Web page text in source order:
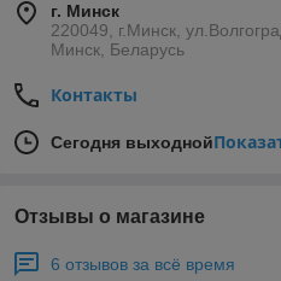
г. Минск
220049, г.Минск,
Минск, Беларусь
Контакты
Сегодня выходной
Отзывы о магазине
6 отзывов за всё время